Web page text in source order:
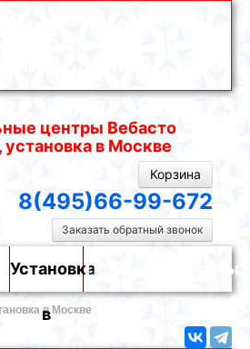
центры Вебасто
в Москве
Корзина
8(495)66-99-672
Заказать обратный звонок
Установка
в
Полезно Контакты
в Москве